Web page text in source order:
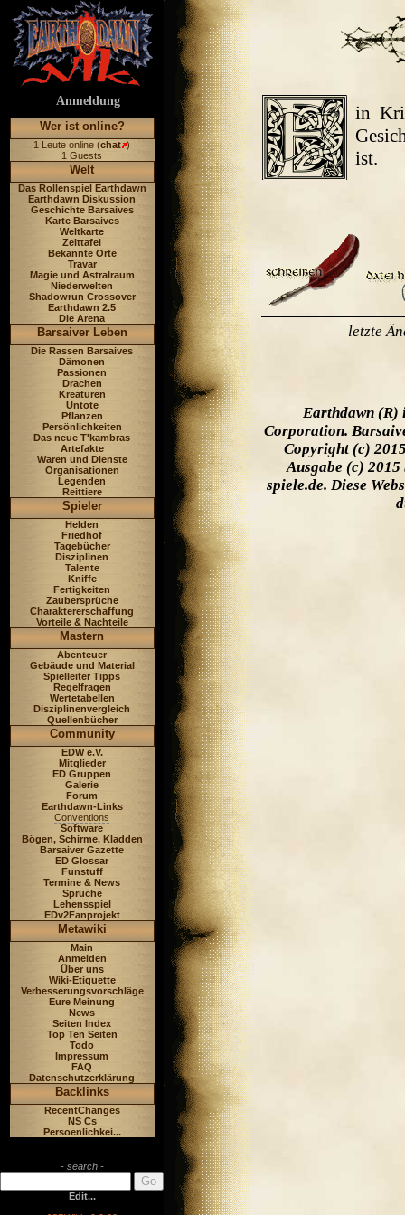
Anmeldung
Wer ist online?
1 Leute online (chat )
1 Guests
Welt
Das Rollenspiel Earthdawn
Earthdawn Diskussion
Geschichte Barsaives
Karte Barsaives
Weltkarte
Zeittafel
Bekannte Orte
Travar
Magie und Astralraum
Niederwelten
Shadowrun Crossover
Earthdawn 2.5
Die Arena
Barsaiver Leben
Die Rassen Barsaives
Dämonen
Passionen
Drachen
Kreaturen
Untote
Pflanzen
Persönlichkeiten
Das neue T'kambras
Artefakte
Waren und Dienste
Organisationen
Legenden
Reittiere
Spieler
Helden
Friedhof
Tagebücher
Disziplinen
Talente
Kniffe
Fertigkeiten
Zaubersprüche
Charaktererschaffung
Vorteile & Nachteile
Mastern
Abenteuer
Gebäude und Material
Spielleiter Tipps
Regelfragen
Wertetabellen
Disziplinenvergleich
Quellenbücher
Community
EDW e.V.
Mitglieder
ED Gruppen
Galerie
Forum
Earthdawn-Links
Conventions
Software
Bögen, Schirme, Kladden
Barsaiver Gazette
ED Glossar
Funstuff
Termine & News
Sprüche
Lehensspiel
EDv2Fanprojekt
Metawiki
Main
Anmelden
Über uns
Wiki-Etiquette
Verbesserungsvorschläge
Eure Meinung
News
Seiten Index
Top Ten Seiten
Todo
Impressum
FAQ
Datenschutzerklärung
Backlinks
RecentChanges
NS Cs
Persoenlichkei...
- search -
Edit...
in
ist.
letzte
Earthdawn (R)
Corporation.
Copyright (c)
Ausgabe (c) 2015
spiele.de. Diese